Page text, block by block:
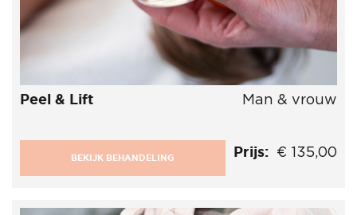
Peel & Lift Man & vrouw
BEKIJK BEHANDELING Prijs: € 135,00